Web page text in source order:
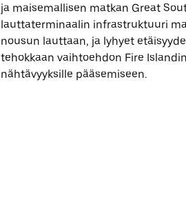
ja maisemallisen matkan Great
lauttaterminaalin infrastruktuuri
nousun lauttaan, ja lyhyet
tehokkaan vaihtoehdon Fire
nähtävyyksille pääsemiseen.